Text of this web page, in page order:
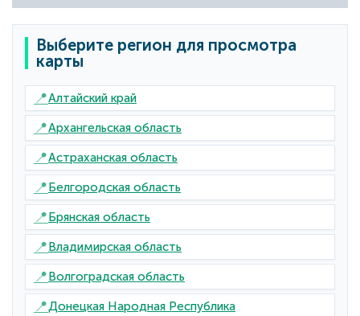
Выберите регион для просмотра
карты
📍Алтайский край
📍Архангельская область
📍Астраханская область
📍Белгородская область
📍Брянская область
📍Владимирская область
📍Волгоградская область
📍Донецкая Народная Республика